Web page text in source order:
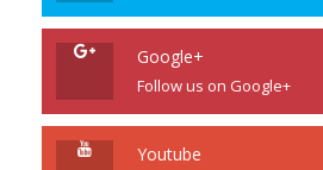
Google+
Follow us on Google+
Youtube